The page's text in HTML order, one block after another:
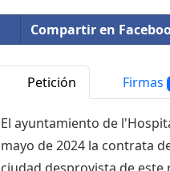
Compartir en
Petición Firmas
El ayuntamiento de
mayo de 2024 la contrata